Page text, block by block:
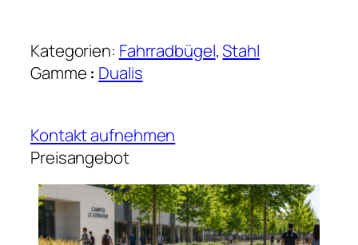
Kategorien: Fahrradbügel, Stahl
Gamme : Dualis
Kontakt aufnehmen
Preisangebot